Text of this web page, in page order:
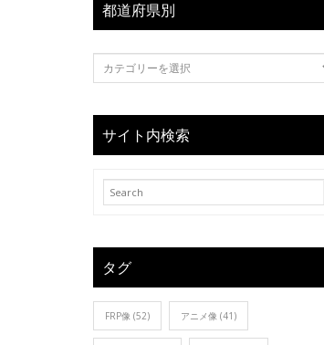
都道府県別
サイト内検索
タグ
FRP像 (52) アニメ像 (41)